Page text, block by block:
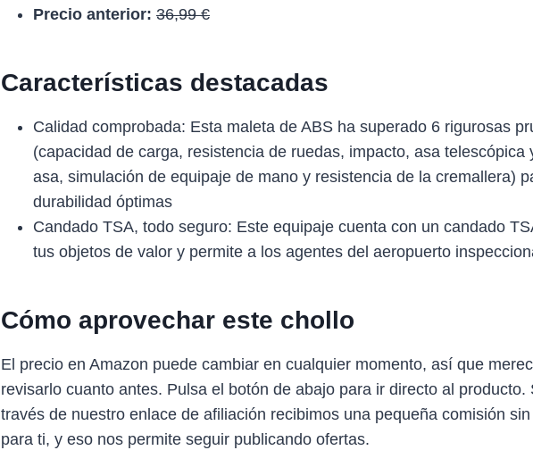
Precio anterior: 36,99 €
Características destacadas
Calidad comprobada: Esta maleta de ABS ha superado 6 rigurosas
(capacidad de carga, resistencia de ruedas, impacto, asa telescópica
asa, simulación de equipaje de mano y resistencia de la cremallera)
durabilidad óptimas
Candado TSA, todo seguro: Este equipaje cuenta con un candado
tus objetos de valor y permite a los agentes del aeropuerto
Cómo aprovechar este chollo
El precio en Amazon puede cambiar en cualquier momento, así que
revisarlo cuanto antes. Pulsa el botón de abajo para ir directo al producto.
través de nuestro enlace de afiliación recibimos una pequeña comisión sin
para ti, y eso nos permite seguir publicando ofertas.